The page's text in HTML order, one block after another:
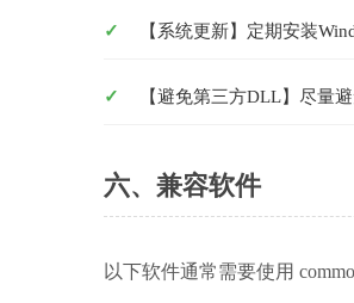
【系统更新】定期安装
【避免第三方DLL】尽量
六、兼容软件
以下软件通常需要使用